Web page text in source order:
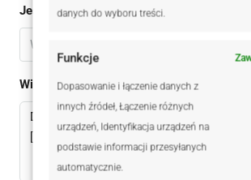
danych do wyboru treści.
Funkcje
Dopasowanie i łączenie danych z
innych źródeł, Łączenie różnych
urządzeń, Identyfikacja urządzeń na
podstawie informacji przesyłanych
automatycznie.
Jestem
Wybierz
Wiadomomść